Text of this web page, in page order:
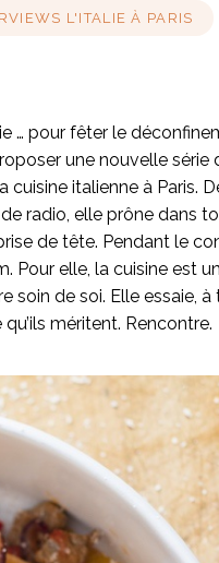
L'ITALIE À PARIS
… pour fêter le
une nouvelle série
italienne à Paris.
radio, elle prône dans
de tête. Pendant le
Pour elle, la cuisine est
de soi. Elle essaie, à
méritent. Rencontre.